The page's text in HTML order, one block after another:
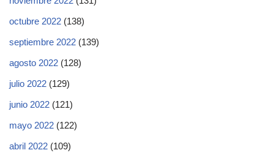
octubre 2022 (138)
septiembre 2022 (139)
agosto 2022 (128)
julio 2022 (129)
junio 2022 (121)
mayo 2022 (122)
abril 2022 (109)